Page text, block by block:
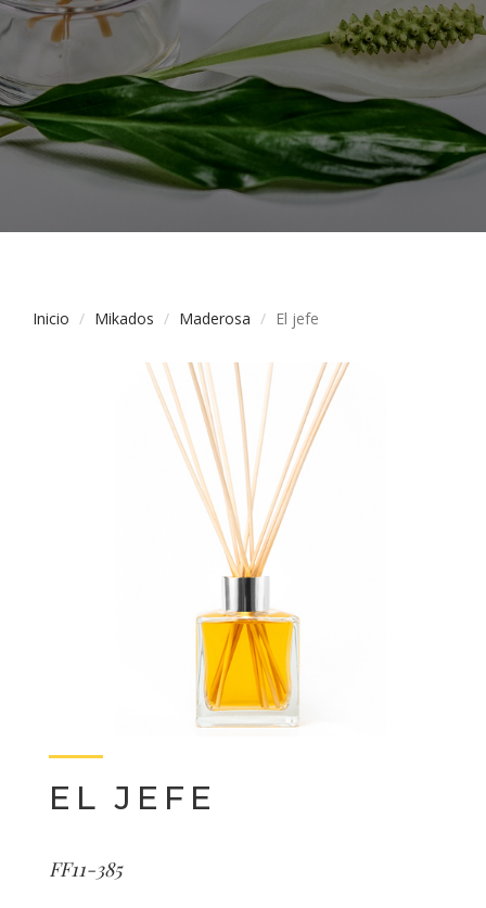
Inicio Mikados Maderosa El jefe
EL JEFE
FF11-385